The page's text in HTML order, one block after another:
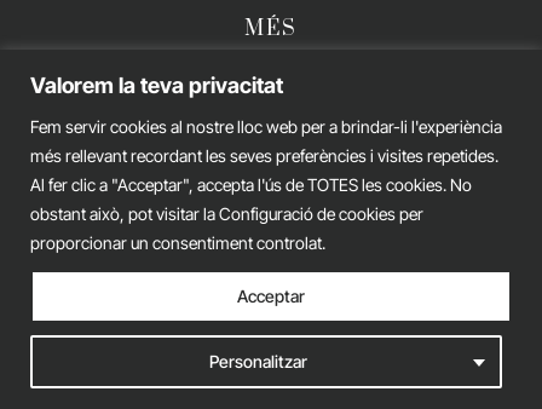
Valorem la teva privacitat
Fem servir cookies al nostre lloc web per a brindar-li l'experiència
més rellevant recordant les seves preferències i visites repetides.
Al fer clic a "Acceptar", accepta l'ús de TOTES les cookies. No
obstant això, pot visitar la Configuració de cookies per
proporcionar un consentiment controlat.
Personalitzar
Acceptar
MÉS
FORTS
GERARD ESTEVA © 2026. TOTS ELS DRETS RESERVATS
Política de privacitat Política de cookies
iònic.web